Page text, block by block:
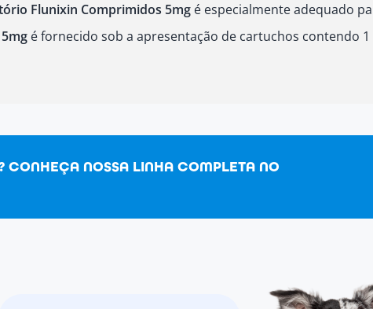
Flunixin Comprimidos 5mg é especialmente adequado
é fornecido sob a apresentação de cartuchos contendo
CONHEÇA NOSSA LINHA COMPLETA NO